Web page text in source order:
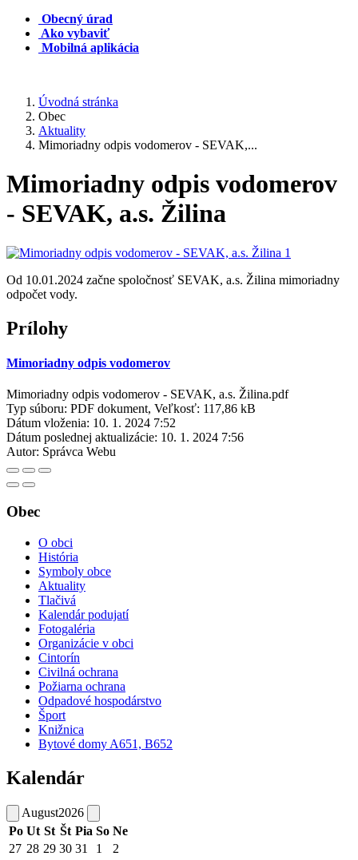
Obecný úrad
Ako vybaviť
Mobilná aplikácia
Úvodná stránka
Obec
Aktuality
Mimoriadny odpis vodomerov - SEVAK,...
Mimoriadny odpis vodomerov
- SEVAK, a.s. Žilina
Od 10.01.2024 začne spoločnosť SEVAK, a.s. Žilina mimoriadny
odpočet vody.
Prílohy
Mimoriadny odpis vodomerov
Mimoriadny odpis vodomerov - SEVAK, a.s. Žilina.pdf
Typ súboru: PDF dokument, Veľkosť: 117,86 kB
Dátum vloženia: 10. 1. 2024 7:52
Dátum poslednej aktualizácie: 10. 1. 2024 7:56
Autor: Správca Webu
Obec
O obci
História
Symboly obce
Aktuality
Tlačivá
Kalendár podujatí
Fotogaléria
Organizácie v obci
Cintorín
Civilná ochrana
Požiarna ochrana
Odpadové hospodárstvo
Šport
Knižnica
Bytové domy A651, B652
Kalendár
August2026
Po Ut St Št Pia So Ne
27 28 29 30 31 1
2